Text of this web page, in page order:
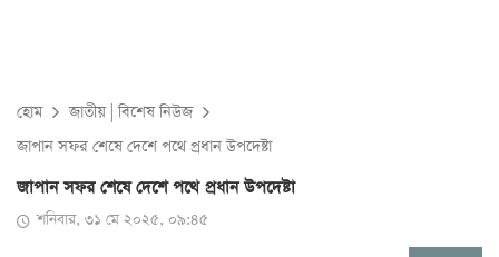
হোম জাতীয়|বিশেষ নিউজ
জাপান সফর শেষে দেশে পথে প্রধান উপদেষ্টা
জাপান সফর শেষে দেশে পথে প্রধান উপদেষ্টা
শনিবার, ৩১ মে ২০২৫, ০৯:৪৫